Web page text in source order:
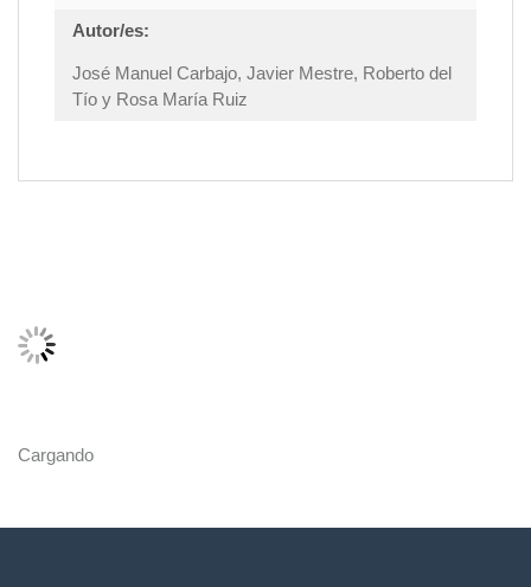
Autor/es:
José Manuel Carbajo, Javier Mestre, Roberto del
Tío y Rosa María Ruiz
Cargando